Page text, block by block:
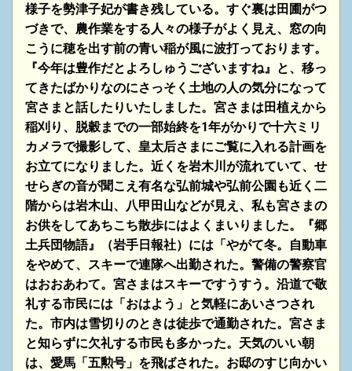
様子を勢津子妃が書き残している。すぐ裏は田圃がつ
づきで、農作業をする人々の様子がよく見え、窓の向
こうに穂を出す前の青い稲が風に波打っております。
『今年は豊作だとよろしゅうございますね』と、移っ
てきたばかりなのにさっそく土地の人の気分になって
宮さまと話したりいたしました。宮さまは田植えから
稲刈り、脱穀までの一部始終を1年がかりで十六ミリ
カメラで撮影して、皇太后さまにご覧に入れる計画を
お立てになりました。近くを岩木川が流れていて、せ
せらぎの音が聞こえ有名な弘前城や弘前公園も近く二
階からは岩木山、八甲田山などが見え、私も宮さまの
お供をしてあちこち散歩にはよくまいりました。『郷
土兵団物語』（岩手日報社）には「やがて冬。自動車
をやめて、スキーで連隊へ出勤された。警備の警察官
はおおあわて。宮さまはスキーですうすう。沿道で敬
礼する市民には「おはよう」と気軽にあいさつされ
た。市内は雪切りのときは徒歩で通勤された。宮さま
と知らずに欠礼する市民も多かった。天気のいい朝
は、愛馬「五勲号」を飛ばされた。お邸のすじ向かい